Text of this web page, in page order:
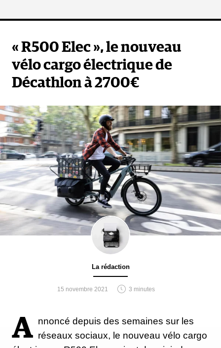
« R500 Elec », le nouveau
vélo cargo électrique de
Décathlon à 2700€
La rédaction
15 novembre 2021 3 minutes
A nnoncé depuis des semaines sur les
réseaux sociaux, le nouveau vélo cargo